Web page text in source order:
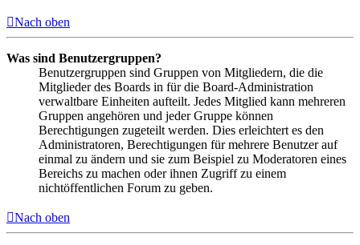
Nach oben
Was sind Benutzergruppen?
Benutzergruppen sind Gruppen von Mitgliedern, die die
Mitglieder des Boards in für die Board-Administration
verwaltbare Einheiten aufteilt. Jedes Mitglied kann mehreren
Gruppen angehören und jeder Gruppe können
Berechtigungen zugeteilt werden. Dies erleichtert es den
Administratoren, Berechtigungen für mehrere Benutzer auf
einmal zu ändern und sie zum Beispiel zu Moderatoren eines
Bereichs zu machen oder ihnen Zugriff zu einem
nichtöffentlichen Forum zu geben.
Nach oben